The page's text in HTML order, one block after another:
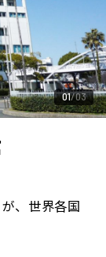
01 03
、世界各国